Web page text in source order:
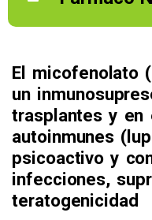
El micofenolato
un
trasplantes y en
autoinmunes
psicoactivo y
infecciones,
teratogenicidad